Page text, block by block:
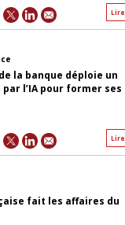
Lire
la banque déploie un
l’IA pour former ses
Lire
fait les affaires du